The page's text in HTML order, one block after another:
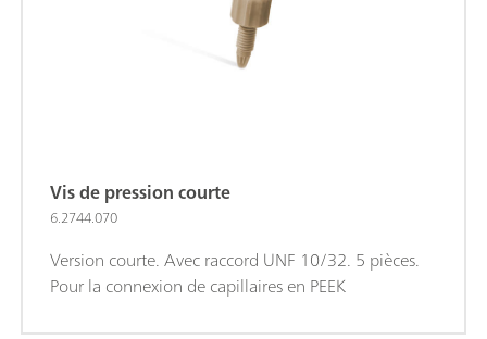
Vis de pression courte
6.2744.070
Version courte. Avec raccord UNF 10/32. 5 pièces.
Pour la connexion de capillaires en PEEK